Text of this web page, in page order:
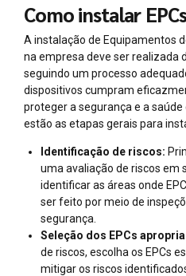
Como instalar
A instalação de Equipamentos
na empresa deve ser realizada
seguindo um processo
dispositivos cumpram
proteger a segurança e a
estão as etapas gerais para
Identificação de riscos:
uma avaliação de riscos em
identificar as áreas onde
ser feito por meio de
segurança.
Seleção dos EPCs
de riscos, escolha os EPCs
mitigar os riscos